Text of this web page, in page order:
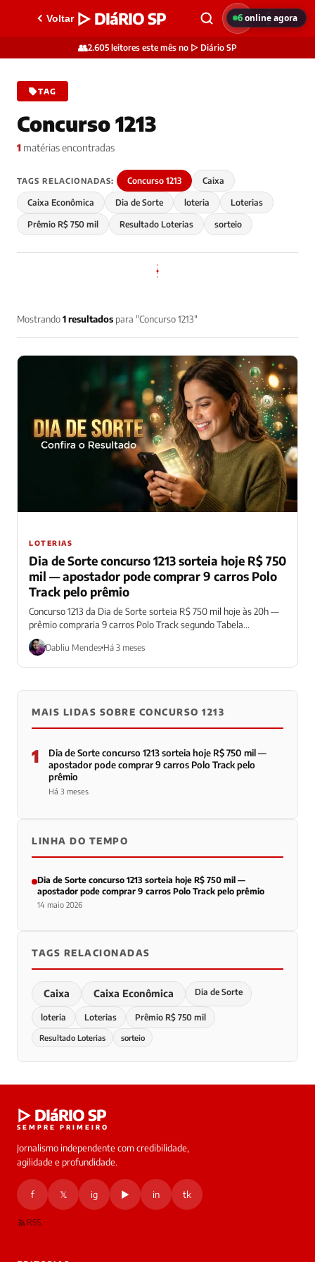
Voltar ▷ DIáRIO SP
👥2.605 leitores este mês no ▷ Diário SP
TAG
Concurso 1213
1 matérias encontradas
TAGS RELACIONADAS: Concurso 1213 Caixa
Caixa Econômica Dia de Sorte loteria Loterias
Prêmio R$ 750 mil Resultado Loterias sorteio
Mostrando1 resultados para "Concurso 1213"
LOTERIAS
Dia de Sorte concurso 1213 sorteia hoje R$ 750
mil — apostador pode comprar 9 carros Polo
Track pelo prêmio
Concurso 1213 da Dia de Sorte sorteia R$ 750 mil hoje às 20h —
prêmio compraria 9 carros Polo Track segundo Tabela...
Dabliu Mendes Há 3 meses
MAIS LIDAS SOBRE CONCURSO 1213
1
Dia de Sorte concurso 1213 sorteia hoje R$ 750 mil —
apostador pode comprar 9 carros Polo Track pelo
prêmio
Há 3 meses
LINHA DO TEMPO
Dia de Sorte concurso 1213 sorteia hoje R$ 750 mil —
apostador pode comprar 9 carros Polo Track pelo prêmio
14 maio 2026
TAGS RELACIONADAS
Caixa Caixa Econômica Dia de Sorte
loteria Loterias Prêmio R$ 750 mil
Resultado Loterias sorteio
▷ DIáRIO SP
SEMPRE PRIMEIRO
Jornalismo independente com credibilidade,
agilidade e profundidade.
f 𝕏 ig ▶ in tk
RSS
6online agora